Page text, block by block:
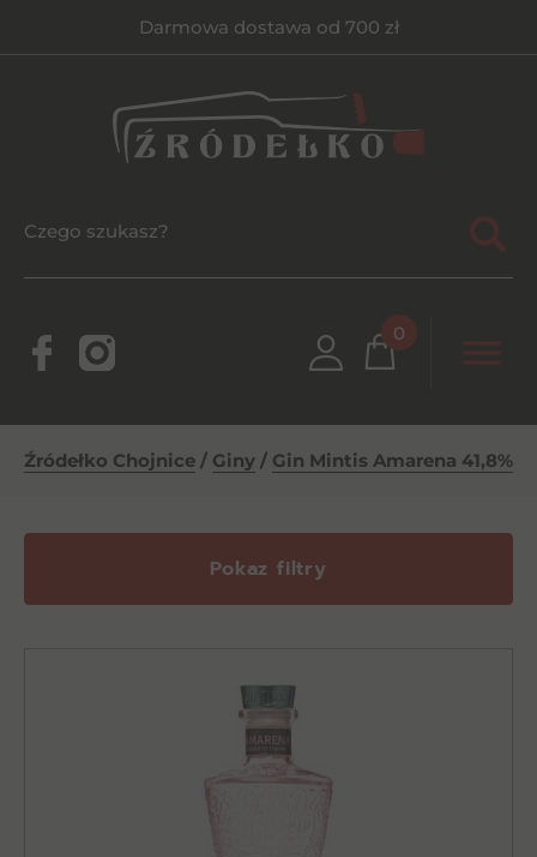
Darmowa dostawa od 700 zł
0
Źródełko Chojnice / Giny / Gin Mintis Amarena 41,8%
Pokaz filtry